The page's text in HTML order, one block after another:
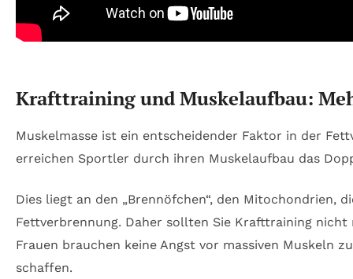
Krafttraining und Muskelaufbau:
Muskelmasse ist ein entscheidender Faktor in der
erreichen Sportler durch ihren Muskelaufbau das
Dies liegt an den „Brennöfchen“, den Mitochondrien,
Fettverbrennung. Daher sollten Sie Krafttraining
Frauen brauchen keine Angst vor massiven Muskeln
schaffen.